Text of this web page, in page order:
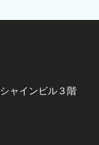
ャインビル３階